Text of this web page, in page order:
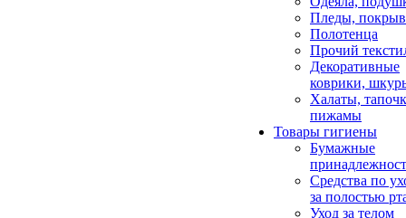
Пледы,
Полотенца
Прочий
Декоративные
коврики,
Халаты,
пижамы
Товары гигиены
Бумажные
Средства по
за полостью
Уход за телом